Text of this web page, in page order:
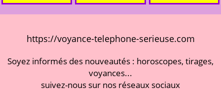
https://voyance-telephone-serieuse.com
Soyez informés des nouveautés : horoscopes, tirages,
voyances...
suivez-nous sur nos réseaux sociaux